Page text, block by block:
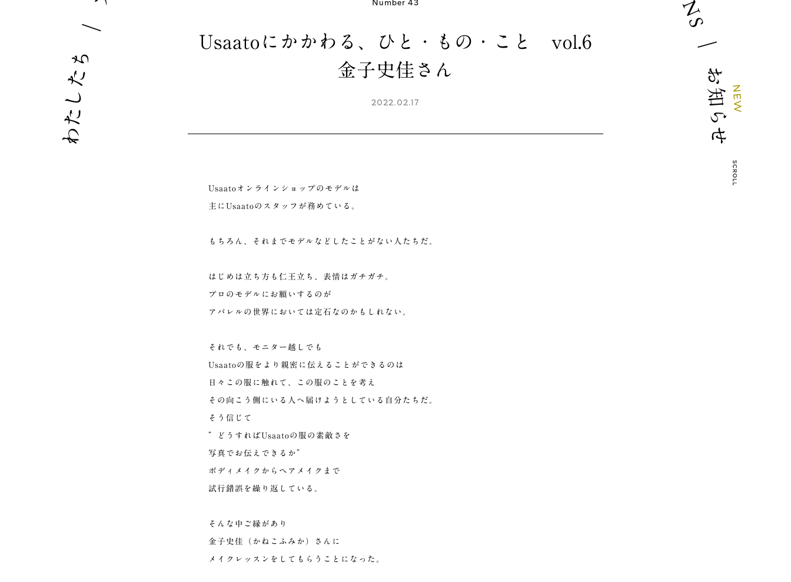
わ
た
し
た
ち
｜
N
S
｜
N
E
W
お
知
ら
せ
Usaatoにかかわる、ひと・もの・こと vol.6
金子史佳さん
2022.02.17
Usaatoオンラインショップのモデルは
主にUsaatoのスタッフが務めている。
もちろん、それまでモデルなどしたことがない人たちだ。
はじめは立ち方も仁王立ち、表情はガチガチ。
プロのモデルにお願いするのが
アパレルの世界においては定石なのかもしれない。
それでも、モニター越しでも
Usaatoの服をより親密に伝えることができるのは
日々この服に触れて、この服のことを考え
その向こう側にいる人へ届けようとしている自分たちだ。
そう信じて
”どうすればUsaatoの服の素敵さを
写真でお伝えできるか”
ボディメイクからヘアメイクまで
試行錯誤を繰り返している。
そんな中ご縁があり
金子史佳（かねこふみか）さんに
メイクレッスンをしてもらうことになった。